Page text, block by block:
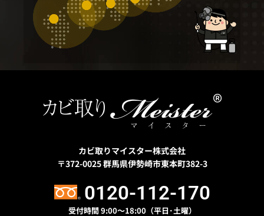
カビ取りマイスター株式会社
〒372-0025群馬県伊勢崎市東本町382-3
0120-112-170
受付時間 9:00〜18:00（平日･土曜）